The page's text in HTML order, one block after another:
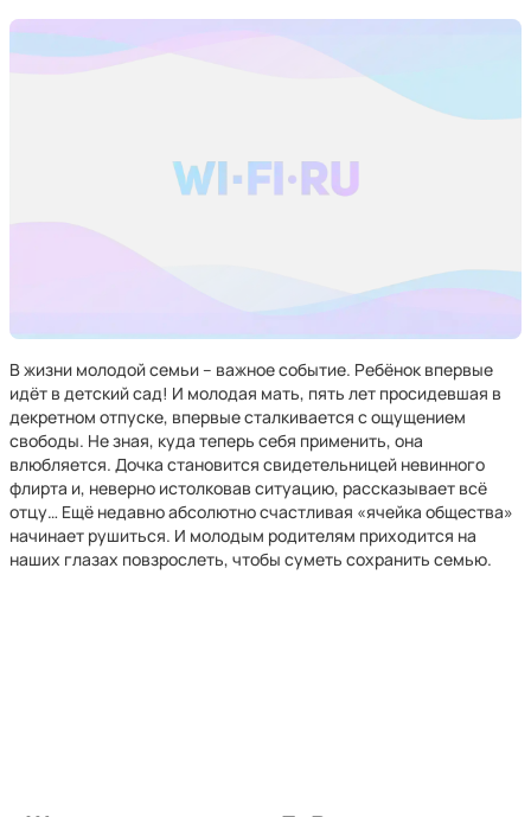
В жизни молодой семьи – важное событие. Ребёнок впервые
идёт в детский сад! И молодая мать, пять лет просидевшая в
декретном отпуске, впервые сталкивается с ощущением
свободы. Не зная, куда теперь себя применить, она
влюбляется. Дочка становится свидетельницей невинного
флирта и, неверно истолковав ситуацию, рассказывает всё
отцу… Ещё недавно абсолютно счастливая «ячейка общества»
начинает рушиться. И молодым родителям приходится на
наших глазах повзрослеть, чтобы суметь сохранить семью.